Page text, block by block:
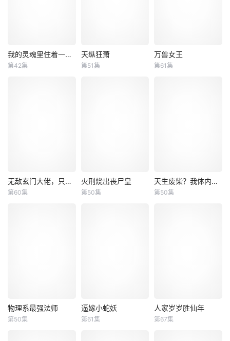
我的灵魂里住着一条龙 我的灵魂里住着一条龙
第42集
天纵狂萧
天纵狂萧
第51集
万兽女王
万兽女王
第61集
无敌玄门大佬，只听姐姐的话 无敌玄门大佬，只听姐姐的话
第60集
火刑烧出丧尸皇
火刑烧出丧尸皇
第50集
天生废柴？我体内有神血 天生废柴？我体内有神血
第50集
物理系最强法师
物理系最强法师
第50集
逼嫁小蛇妖
逼嫁小蛇妖
第61集
人家岁岁胜仙年
人家岁岁胜仙年
第67集